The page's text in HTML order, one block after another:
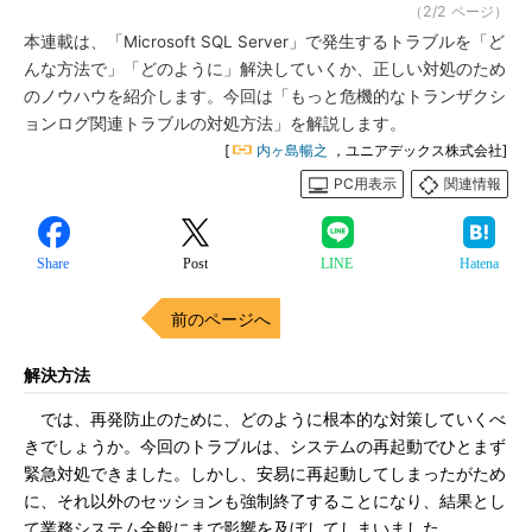
（2/2 ページ）
本連載は、「Microsoft SQL Server」で発生するトラブルを「ど
んな方法で」「どのように」解決していくか、正しい対処のため
のノウハウを紹介します。今回は「もっと危機的なトランザクシ
ョンログ関連トラブルの対処方法」を解説します。
[ 内ヶ島暢之
，ユニアデックス株式会社]
PC用表示
関連情報
Share Post LINE Hatena
前のページへ
解決方法
では、再発防止のために、どのように根本的な対策していくべ
きでしょうか。今回のトラブルは、システムの再起動でひとまず
緊急対処できました。しかし、安易に再起動してしまったがため
に、それ以外のセッションも強制終了することになり、結果とし